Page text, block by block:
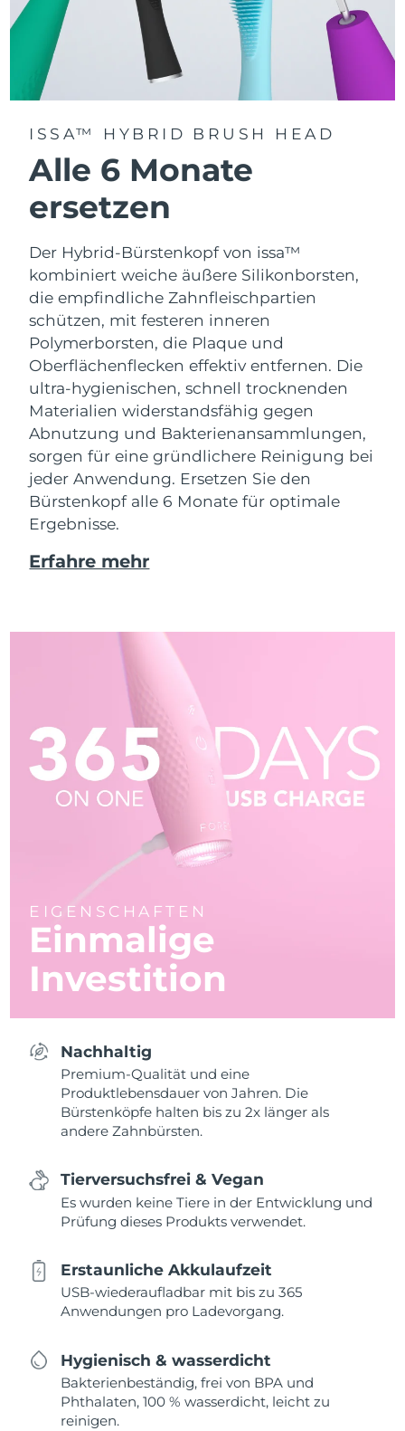
ISSA™ HYBRID BRUSH HEAD
Alle 6 Monate
ersetzen
Der Hybrid-Bürstenkopf von issa™
kombiniert weiche äußere Silikonborsten,
die empfindliche Zahnfleischpartien
schützen, mit festeren inneren
Polymerborsten, die Plaque und
Oberflächenflecken effektiv entfernen. Die
ultra-hygienischen, schnell trocknenden
Materialien widerstandsfähig gegen
Abnutzung und Bakterienansammlungen,
sorgen für eine gründlichere Reinigung bei
jeder Anwendung. Ersetzen Sie den
Bürstenkopf alle 6 Monate für optimale
Ergebnisse.
Erfahre mehr
EIGENSCHAFTEN
Einmalige
Investition
Nachhaltig
Premium-Qualität und eine
Produktlebensdauer von Jahren. Die
Bürstenköpfe halten bis zu 2x länger als
andere Zahnbürsten.
Tierversuchsfrei & Vegan
Es wurden keine Tiere in der Entwicklung und
Prüfung dieses Produkts verwendet.
Erstaunliche Akkulaufzeit
USB-wiederaufladbar mit bis zu 365
Anwendungen pro Ladevorgang.
Hygienisch & wasserdicht
Bakterienbeständig, frei von BPA und
Phthalaten, 100 % wasserdicht, leicht zu
reinigen.